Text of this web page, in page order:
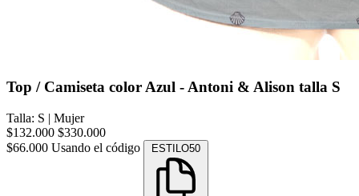
Top / Camiseta color Azul - Antoni & Alison talla S
Talla: S | Mujer
$132.000 $330.000
$66.000 Usando el código ESTILO50